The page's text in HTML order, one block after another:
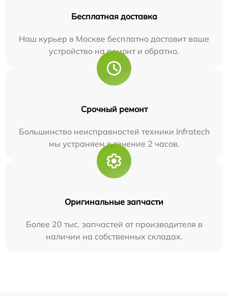
Бесплатная доставка
Наш курьер в Москве бесплатно доставит ваше
устройство на ремонт и обратно.
Срочный ремонт
Большинство неисправностей техники Infratech
мы устраняем в течение 2 часов.
Оригинальные запчасти
Более 20 тыс. запчастей от производителя в
наличии на собственных складах.